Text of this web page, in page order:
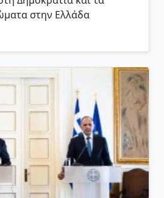
στην Ελλάδα